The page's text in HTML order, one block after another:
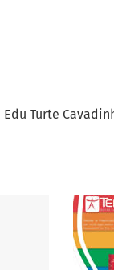
Edu Turte